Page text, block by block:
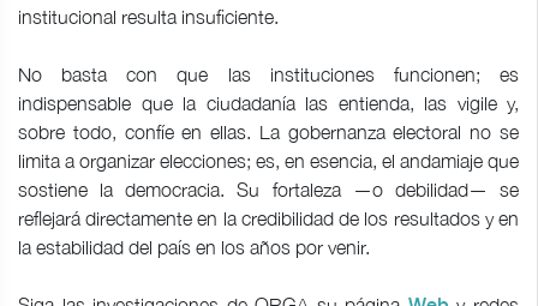
institucional resulta insuficiente.
No basta con que las instituciones funcionen; es
indispensable que la ciudadanía las entienda, las vigile y,
sobre todo, confíe en ellas. La gobernanza electoral no se
limita a organizar elecciones; es, en esencia, el andamiaje que
sostiene la democracia. Su fortaleza —o debilidad— se
reflejará directamente en la credibilidad de los resultados y en
la estabilidad del país en los años por venir.